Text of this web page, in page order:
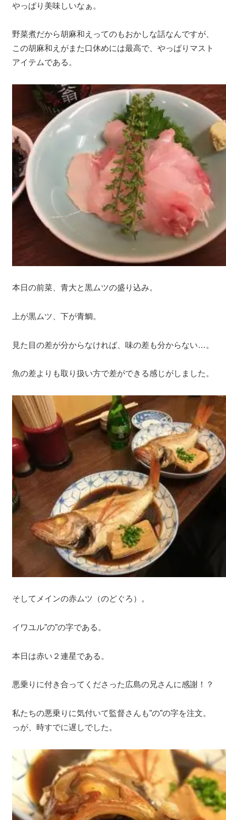
やっぱり美味しいなぁ。
野菜煮だから胡麻和えってのもおかしな話なんですが、
この胡麻和えがまた口休めには最高で、やっぱりマスト
アイテムである。
本日の前菜、青大と黒ムツの盛り込み。
上が黒ムツ、下が青鯛。
見た目の差が分からなければ、味の差も分からない…。
魚の差よりも取り扱い方で差ができる感じがしました。
そしてメインの赤ムツ（のどぐろ）。
イワユル”の”の字である。
本日は赤い２連星である。
悪乗りに付き合ってくださった広島の兄さんに感謝！？
私たちの悪乗りに気付いて監督さんも”の”の字を注文。
っが、時すでに遅しでした。